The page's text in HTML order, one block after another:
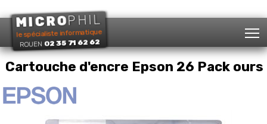
MICROPHIL
le spécialiste informatique
ROUEN 02 35 71 62 62
Cartouche d'encre Epson 26 Pack ours